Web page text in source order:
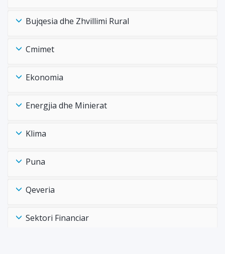
Bujqesia dhe Zhvillimi Rural
Cmimet
Ekonomia
Energjia dhe Minierat
Klima
Puna
Qeveria
Sektori Financiar